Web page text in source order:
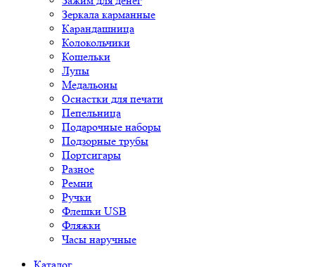
Зеркала карманные
Карандашница
Колокольчики
Кошельки
Лупы
Медальоны
Оснастки для печати
Пепельница
Подарочные наборы
Подзорные трубы
Портсигары
Разное
Ремни
Ручки
Флешки USB
Фляжки
Часы наручные